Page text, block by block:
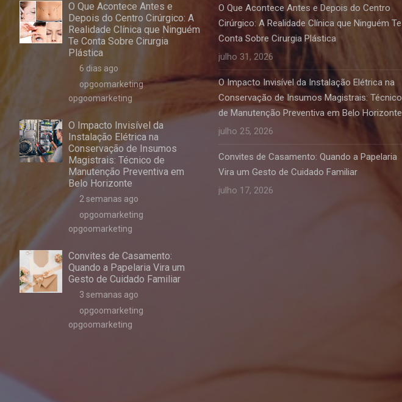
O Que Acontece Antes e
Depois do Centro Cirúrgico: A
Realidade Clínica que Ninguém
Te Conta Sobre Cirurgia
Plástica
6 dias ago
opgoomarketing
opgoomarketing
O Impacto Invisível da
Instalação Elétrica na
Conservação de Insumos
Magistrais: Técnico de
Manutenção Preventiva em
Belo Horizonte
2 semanas ago
opgoomarketing
opgoomarketing
Convites de Casamento:
Quando a Papelaria Vira um
Gesto de Cuidado Familiar
3 semanas ago
opgoomarketing
opgoomarketing
O Que Acontece Antes e Depois do Centro
Cirúrgico: A Realidade Clínica que Ninguém Te
Conta Sobre Cirurgia Plástica
julho 31, 2026
O Impacto Invisível da Instalação Elétrica na
Conservação de Insumos Magistrais: Técnico
de Manutenção Preventiva em Belo Horizonte
julho 25, 2026
Convites de Casamento: Quando a Papelaria
Vira um Gesto de Cuidado Familiar
julho 17, 2026